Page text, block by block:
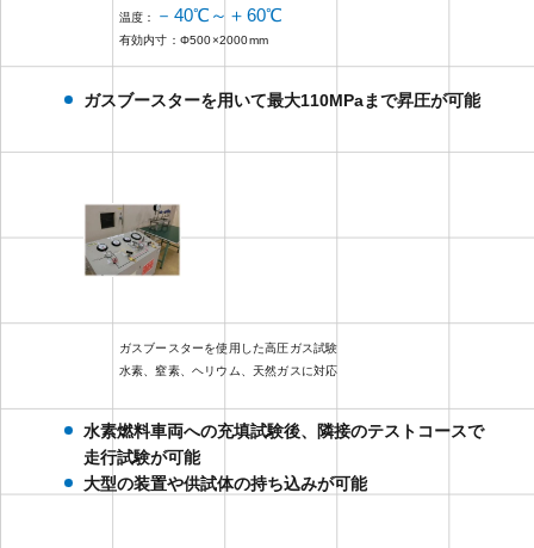
温度：
－40℃～＋60℃
有効内寸：Φ500×2000mm
ガスブースターを用いて最大110MPaまで昇圧が可能
ガスブースターを使用した高圧ガス試験
水素、窒素、ヘリウム、天然ガスに対応
水素燃料車両への充填試験後、隣接のテストコースで
走行試験が可能
大型の装置や供試体の持ち込みが可能